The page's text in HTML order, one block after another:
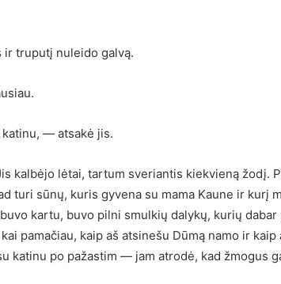
ir truputį nuleido galvą.
— atsakė jis.
kalbėjo lėtai, tartum sveriantis kiekvieną žodį.
turi sūnų, kuris gyvena su mama Kaune ir kurį
kartu, buvo pilni smulkių dalykų, kurių
pamačiau, kaip aš atsinešu Dūmą namo ir
katinu po pažastim — jam atrodė, kad žmogus